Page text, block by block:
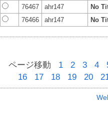
76467
ahr147
No
76466
ahr147 No
ページ移動 1 2 3 4
16
17 18 19 20